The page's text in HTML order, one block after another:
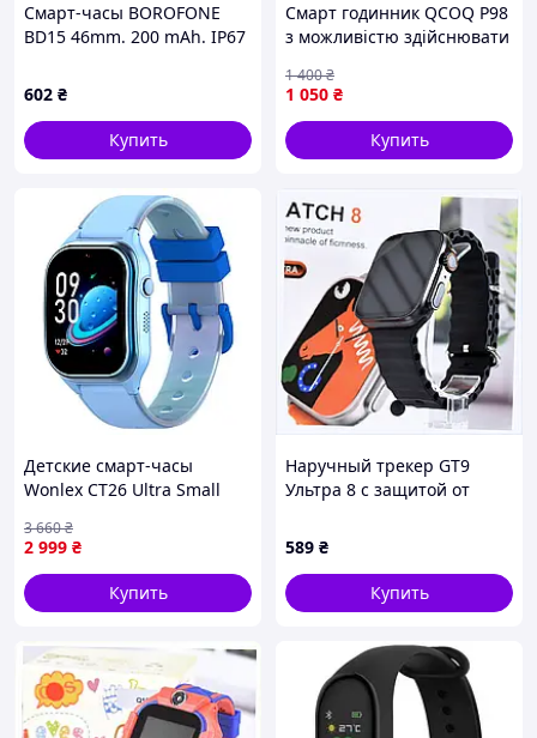
Нагадування про дзвінки та повідомлення.
Віддалене керування камерою та музикою.
Відображення світового часу, резерву ходу
та тижнів.
Гарантія: 12 місяців.
Smart Watch PRO підійдуть кожному
чоловікові, хто цінує функціональність,
налаштувати пристрій під свій спосіб життя.
Смарт-часы BOROFONE
BD15 46mm. 200 mAh. IP67
Silver (6941991125416)
602 ₴
Купить
Смарт годинник QCOQ P98
з можливістю здійснювати
режимами , крокоміром
УЦІНКА (читати опис )
1 050 ₴
1 400₴
Купить
Детские смарт-часы
Wonlex CT26 Ultra Small
телефон с видеозвонком
GPS и SIM (Blue-ЛВР
2 999 ₴
3 660₴
Купить
Наручный трекер GT9
Ультра 8 с защитой от
589 ₴
Купить